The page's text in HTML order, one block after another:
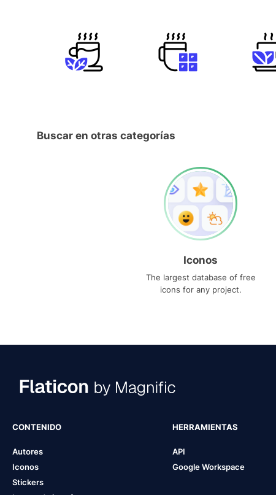
Buscar en otras categorías
Iconos
The largest database of free
icons for any project.
CONTENIDO
Autores
Iconos
Stickers
HERRAMIENTAS
API
Google Workspace